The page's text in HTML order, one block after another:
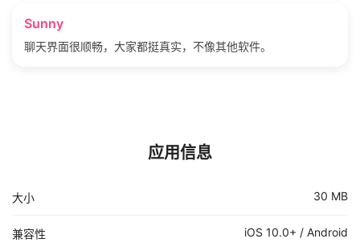
Sunny
聊天界面很顺畅，大家都挺真实，不像其他软件。
应用信息
大小 30 MB
兼容性 iOS 10.0+ / Android